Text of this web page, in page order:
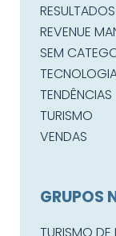
REVENUE
SEM
TENDÊNCIAS
TURISMO
VENDAS
GRUPOS
TURISMO DE